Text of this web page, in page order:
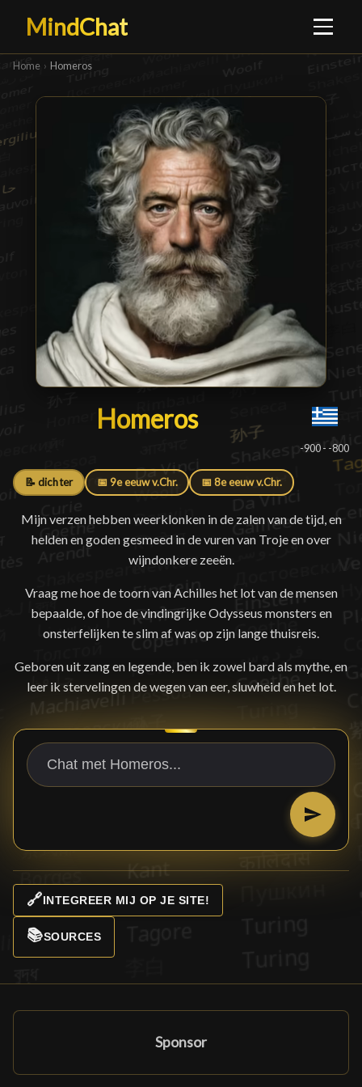
MindChat
Home › Homeros
Homeros
Homeros█
-900 - -800
📝 dichter 📅 9e eeuw v.Chr. 📅 8e eeuw v.Chr.
Mijn verzen hebben weerklonken in de zalen van de tijd, en
helden en goden gesmeed in de vuren van Troje en over
wijndonkere zeeën.
Vraag me hoe de toorn van Achilles het lot van de mensen
bepaalde, of hoe de vindingrijke Odysseus monsters en
onsterfelijken te slim af was op zijn lange thuisreis.
Geboren uit zang en legende, ben ik zowel bard als mythe, en
leer ik stervelingen de wegen van eer, sluwheid en het lot.
🔗INTEGREER MIJ OP JE SITE!
📚SOURCES
Sponsor